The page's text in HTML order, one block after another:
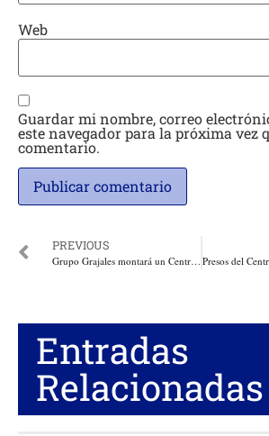
Web
Guardar mi nombre, correo
este navegador para la próxima vez
comentario.
PREVIOUS
Grupo Grajales montará un Centro de Investigaciones Agrícolas en el Atlántico
Entradas
Relacionadas